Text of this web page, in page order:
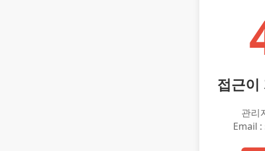
접근이
관리
Email